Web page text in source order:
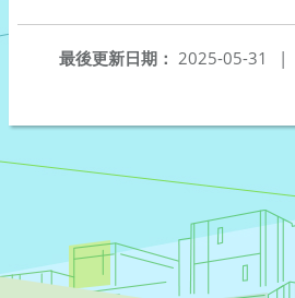
最後更新日期： 2025-05-31
|